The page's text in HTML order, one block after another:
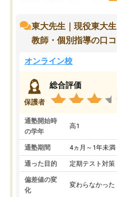
東大先生｜現役東大
教師・個別指導の口
オンライン校
保護者
総合評価
通塾開始時
の学年
高1
通塾期間 4ヵ月～1年未満
通った目的 定期テスト対策
偏差値の変
化
変わらなかった